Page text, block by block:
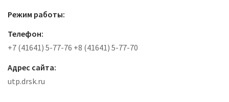
Режим работы:
Телефон:
+7 (41641) 5-77-76 +8 (41641) 5-77-70
Адрес сайта:
utp.drsk.ru